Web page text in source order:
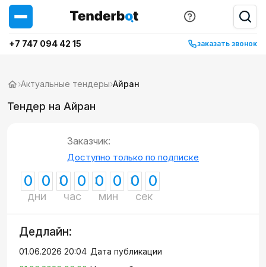
+7 747 094 42 15 заказать звонок
›Актуальные тендеры›Айран
Тендер на Айран
Заказчик:
Доступно только по подписке
0 0
дни
0 0
час
0 0
мин
0 0
сек
Дедлайн:
01.06.2026 20:04 Дата публикации